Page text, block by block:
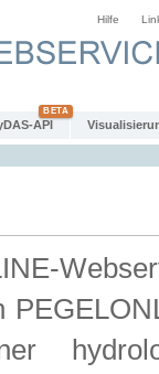
Hilfe
API